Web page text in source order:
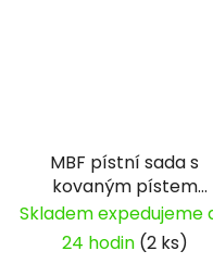
MBF pístní sada s
kovaným pístem
62mm HC DT190 4V
Skladem expedujeme
24 hodin (2 ks)